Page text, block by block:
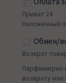
Приват 24
Наложенный
Обмен/
Возврат
Парфюмерно-
возврату или